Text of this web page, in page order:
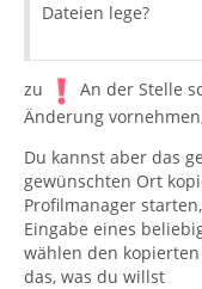
Dateien lege?
zu
An der Stelle
Änderung
Du kannst aber das
gewünschten Ort
Profilmanager
Eingabe eines
wählen den
das, was du willst